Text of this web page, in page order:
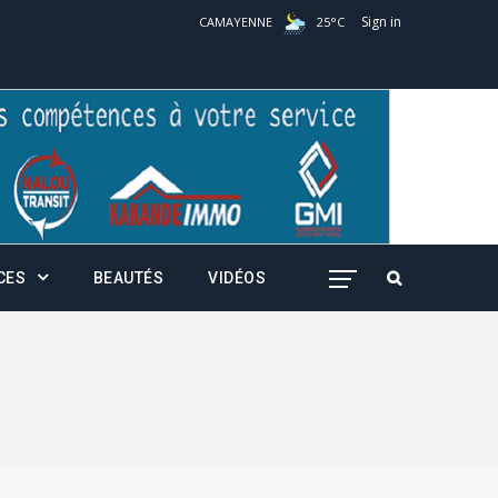
CAMAYENNE 25°C Sign in
BEAUTÉS VIDÉOS